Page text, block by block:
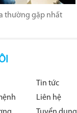
thường gặp nhất
Tin tức
Liên hệ